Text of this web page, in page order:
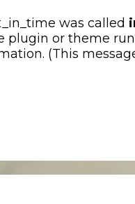
was called
plugin or theme
(This